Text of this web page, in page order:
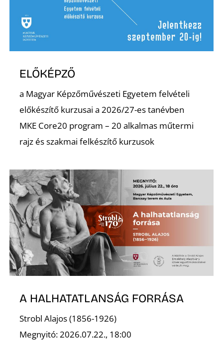
ELŐKÉPZŐ
a Magyar Képzőművészeti Egyetem felvételi
előkészítő kurzusai a 2026/27-es tanévben
MKE Core20 program – 20 alkalmas műtermi
rajz és szakmai felkészítő kurzusok
A HALHATATLANSÁG FORRÁSA
Strobl Alajos (1856-1926)
Megnyitó: 2026.07.22., 18:00